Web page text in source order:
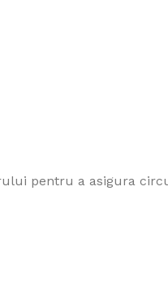
pentru a asigura